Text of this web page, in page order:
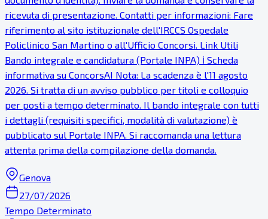
ricevuta di presentazione. Contatti per informazioni: Fare
riferimento al sito istituzionale dell'IRCCS Ospedale
Policlinico San Martino o all'Ufficio Concorsi. Link Utili
Bando integrale e candidatura (Portale INPA) ℹ Scheda
informativa su ConcorsAI Nota: La scadenza è l'11 agosto
2026. Si tratta di un avviso pubblico per titoli e colloquio
per posti a tempo determinato. Il bando integrale con tutti
i dettagli (requisiti specifici, modalità di valutazione) è
pubblicato sul Portale INPA. Si raccomanda una lettura
attenta prima della compilazione della domanda.
Genova
27/07/2026
Tempo Determinato